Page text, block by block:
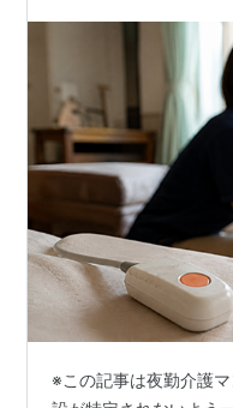
※この記事は夜勤介護